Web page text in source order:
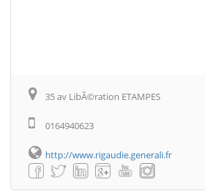
35 av LibÃ©ration ETAMPES
0164940623
http://www.rigaudie.generali.fr